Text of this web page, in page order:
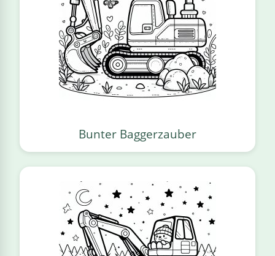
Bunter Baggerzauber